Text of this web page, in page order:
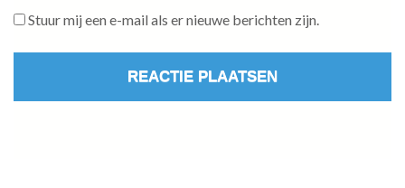
Stuur mij een e-mail als er nieuwe berichten zijn.